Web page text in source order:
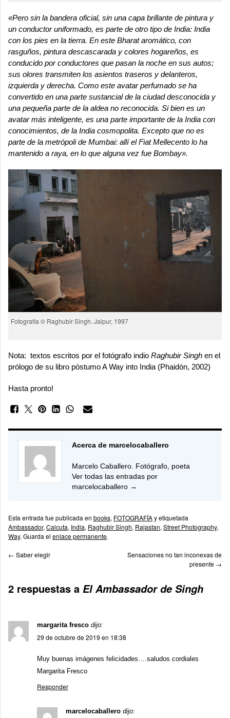
«Pero sin la bandera oficial, sin una capa brillante de pintura y
un conductor uniformado, es parte de otro tipo de India: India
con los pies en la tierra. En este Bharat aromático, con
rasguños, pintura descascarada y colores hogareños, es
conducido por conductores que pasan la noche en sus autos;
sus olores transmiten los asientos traseros y delanteros,
izquierda y derecha. Como este avatar perfumado se ha
convertido en una parte sustancial de la ciudad desconocida y
una pequeña parte de la aldea no reconocida. Si bien es un
avatar más inteligente, es una parte importante de la India con
conocimientos, de la India cosmopolita. Excepto que no es
parte de la metrópoli de Mumbai: allí el Fiat Mellecento lo ha
mantenido a raya, en lo que alguna vez fue Bombay».
Fotografía © Raghubir Singh. Jaipur, 1997
Nota: textos escritos por el fotógrafo indio Raghubir Singh en el
prólogo de su libro póstumoA Way into India (Phaidón, 2002)
Hasta pronto!
Acerca de marcelocaballero
Marcelo Caballero. Fotógrafo, poeta
Ver todas las entradas por
marcelocaballero →
Esta entrada fue publicada en books, FOTOGRAFÍAy etiquetada
Ambassador, Calcuta, India, Raghubir Singh, Rajastan, Street Photography,
Way. Guarda el enlace permanente.
← Saber elegir
Sensaciones no tan inconexas de
presente →
2 respuestas a El Ambassador de Singh
margarita fresco dijo:
29 de octubre de 2019 en 18:38
Muy buenas imágenes felicidades….saludos cordiales
Margarita Fresco
Responder
marcelocaballero dijo: